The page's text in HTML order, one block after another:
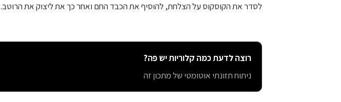
לסדר את הקוסקוס על הצלחת, להוסיף את הכבד החם ואחר כך את ליצוק את הרוטב.
רוצה לדעת כמה קלוריות יש פה?
ניתוח תזונתי אוטומטי של מתכון זה